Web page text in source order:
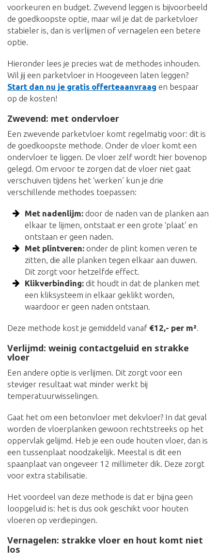
voorkeuren en budget. Zwevend leggen is bijvoorbeeld
de goedkoopste optie, maar wil je dat de parketvloer
stabieler is, dan is verlijmen of vernagelen een betere
optie.
Hieronder lees je precies wat de methodes inhouden.
Wil jij een parketvloer in Hoogeveen laten leggen?
Start dan nu je gratis offerteaanvraag en bespaar
op de kosten!
Zwevend: met ondervloer
Een zwevende parketvloer komt regelmatig voor: dit is
de goedkoopste methode. Onder de vloer komt een
ondervloer te liggen. De vloer zelf wordt hier bovenop
gelegd. Om ervoor te zorgen dat de vloer niet gaat
verschuiven tijdens het ‘werken’ kun je drie
verschillende methodes toepassen:
Met nadenlijm: door de naden van de planken aan
elkaar te lijmen, ontstaat er een grote ‘plaat’ en
ontstaan er geen naden.
Met plintveren: onder de plint komen veren te
zitten, die alle planken tegen elkaar aan duwen.
Dit zorgt voor hetzelfde effect.
Klikverbinding: dit houdt in dat de planken met
een kliksysteem in elkaar geklikt worden,
waardoor er geen naden ontstaan.
Deze methode kost je gemiddeld vanaf €12,- per m²
Verlijmd: weinig contactgeluid en strakke
vloer
Een andere optie is verlijmen. Dit zorgt voor een
steviger resultaat wat minder werkt bij
temperatuurwisselingen.
Gaat het om een betonvloer met dekvloer? In dat geval
worden de vloerplanken gewoon rechtstreeks op het
oppervlak gelijmd. Heb je een oude houten vloer, dan is
een tussenplaat noodzakelijk. Meestal is dit een
spaanplaat van ongeveer 12 millimeter dik. Deze zorgt
voor extra stabilisatie.
Het voordeel van deze methode is dat er bijna geen
loopgeluid is: het is dus ook geschikt voor houten
vloeren op verdiepingen.
Vernagelen: strakke vloer en hout komt niet
los